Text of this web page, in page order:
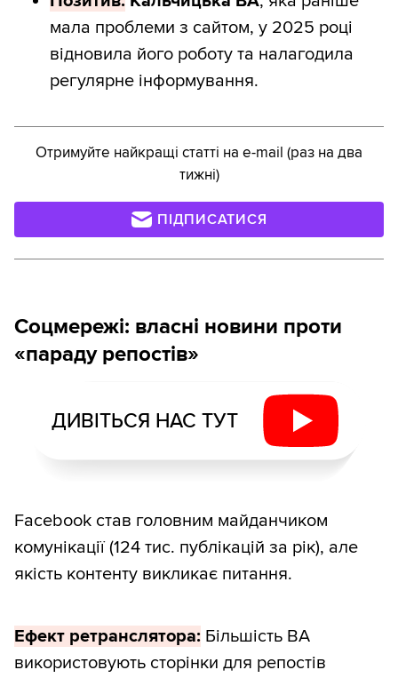
мала проблеми з сайтом, у 2025 році
відновила його роботу та налагодила
регулярне інформування.
Отримуйте найкращі статті на e-mail (раз на два
тижні)
ПІДПИСАТИСЯ
Соцмережі: власні новини проти
«параду репостів»
ДИВІТЬСЯ НАС ТУТ
Facebook став головним майданчиком
комунікації (124 тис. публікацій за рік), але
якість контенту викликає питання.
Ефект ретранслятора: Більшість ВА
використовують сторінки для репостів